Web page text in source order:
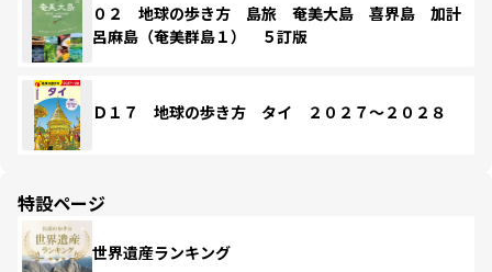
０２ 地球の歩き方 島旅 奄美大島 喜界島 加計
呂麻島（奄美群島１） ５訂版
Ｄ１７ 地球の歩き方 タイ ２０２７～２０２８
特設ページ
世界遺産ランキング